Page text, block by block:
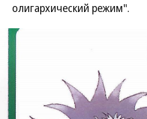
олигархический режим".